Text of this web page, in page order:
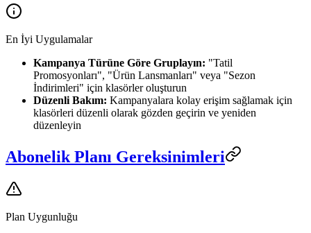
En İyi Uygulamalar
Kampanya Türüne Göre Gruplayın: "Tatil
Promosyonları", "Ürün Lansmanları" veya "Sezon
İndirimleri" için klasörler oluşturun
Düzenli Bakım: Kampanyalara kolay erişim sağlamak için
klasörleri düzenli olarak gözden geçirin ve yeniden
düzenleyin
Abonelik Planı Gereksinimleri
Plan Uygunluğu